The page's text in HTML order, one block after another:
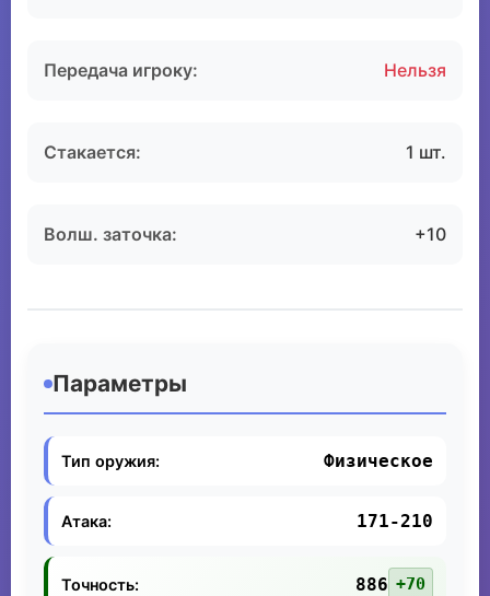
Передача игроку: Нельзя
Стакается: 1 шт.
Волш. заточка: +10
Параметры
Тип оружия: Физическое
Атака: 171-210
Точность: 886 +70